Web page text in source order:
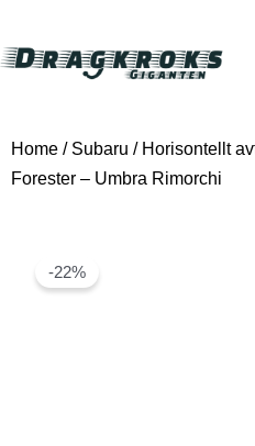
Home / Subaru / Horisontellt
Forester – Umbra Rimorchi
-22%